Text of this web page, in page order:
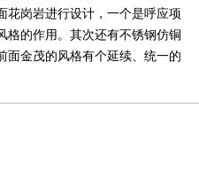
花岗岩进行设计，一个是呼应项
格的作用。其次还有不锈钢仿铜
面金茂的风格有个延续、统一的